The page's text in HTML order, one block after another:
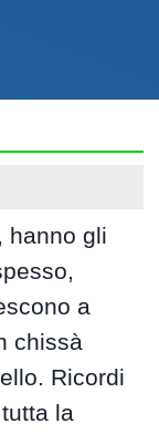
hanno gli
a
chissà
Ricordi
la